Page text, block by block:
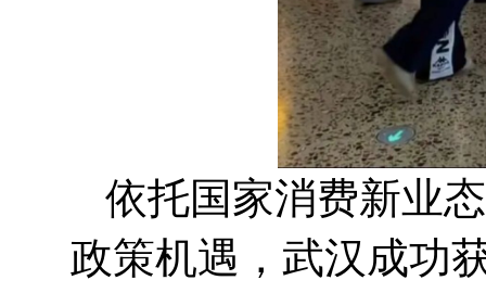
依托国家消费新业
政策机遇，武汉成功